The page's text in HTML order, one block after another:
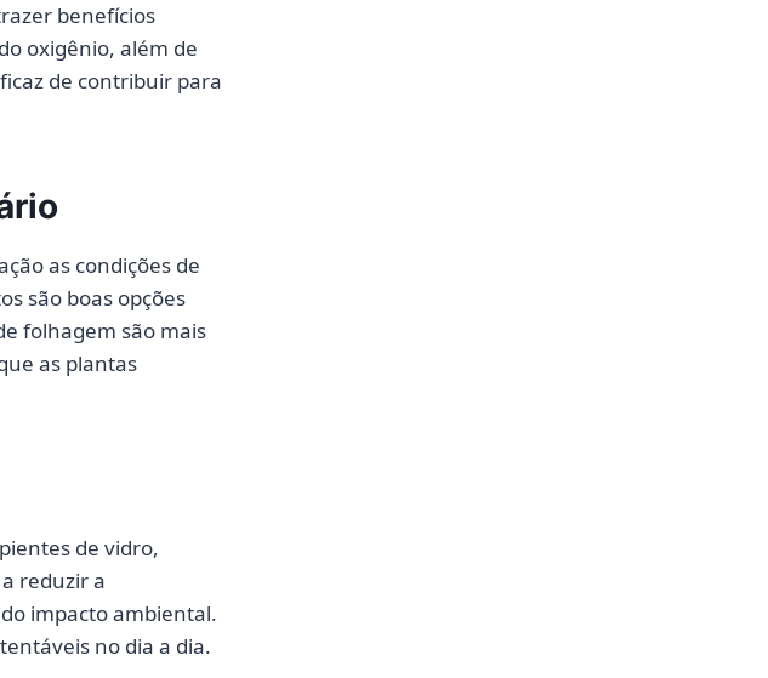
benefícios
oxigênio, além de
de contribuir para
as condições de
são boas opções
folhagem são mais
as plantas
de vidro,
reduzir a
impacto ambiental.
​​no dia a dia.